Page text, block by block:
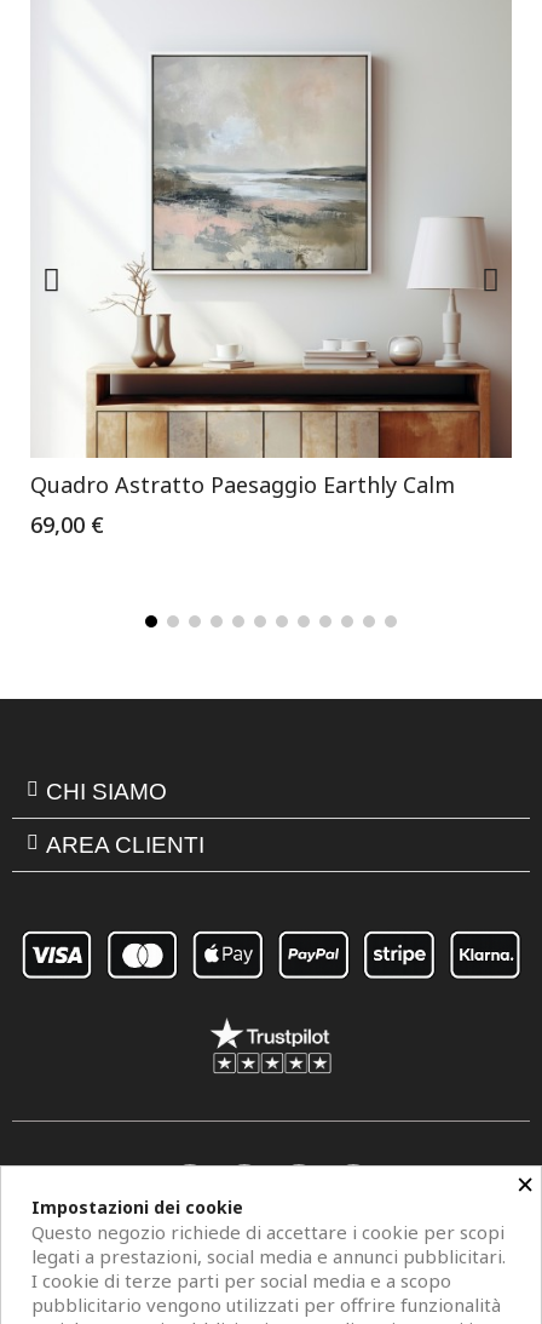
Quadro Astratto Paesaggio Earthly Calm
69,00 €
CHI SIAMO
AREA CLIENTI
×
Impostazioni dei cookie
Questo negozio richiede di accettare i cookie per scopi
legati a prestazioni, social media e annunci pubblicitari.
I cookie di terze parti per social media e a scopo
pubblicitario vengono utilizzati per offrire funzionalità